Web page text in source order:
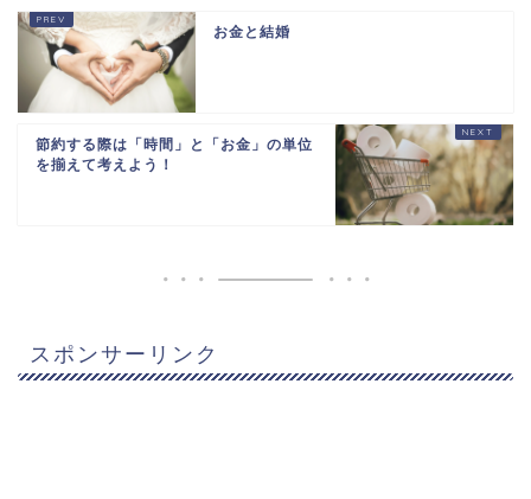
お金と結婚
節約する際は「時間」と「お金」の単位
を揃えて考えよう！
スポンサーリンク